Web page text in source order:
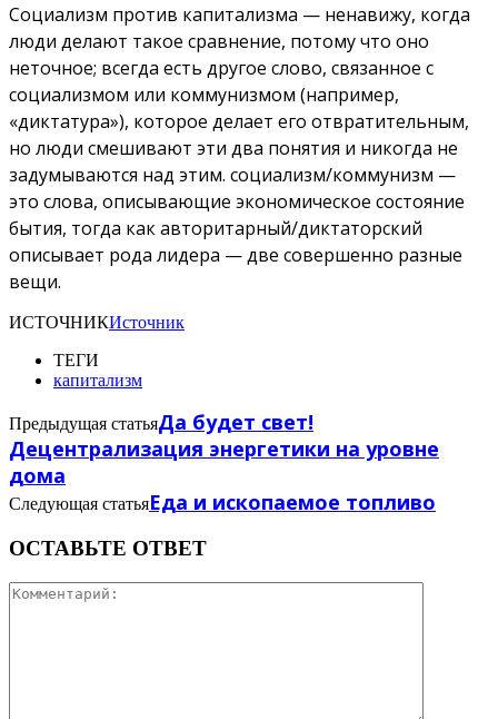
Социализм против капитализма — ненавижу, когда
люди делают такое сравнение, потому что оно
неточное; всегда есть другое слово, связанное с
социализмом или коммунизмом (например,
«диктатура»), которое делает его отвратительным,
но люди смешивают эти два понятия и никогда не
задумываются над этим. социализм/коммунизм —
это слова, описывающие экономическое состояние
бытия, тогда как авторитарный/диктаторский
описывает рода лидера — две совершенно разные
вещи.
ИСТОЧНИКИсточник
ТЕГИ
капитализм
Предыдущая статьяДа будет свет!
Децентрализация энергетики на уровне
дома
Следующая статьяЕда и ископаемое топливо
ОСТАВЬТЕ ОТВЕТ